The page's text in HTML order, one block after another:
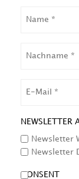
NEWSLETTER
Newsletter
Newsletter
CONSENT